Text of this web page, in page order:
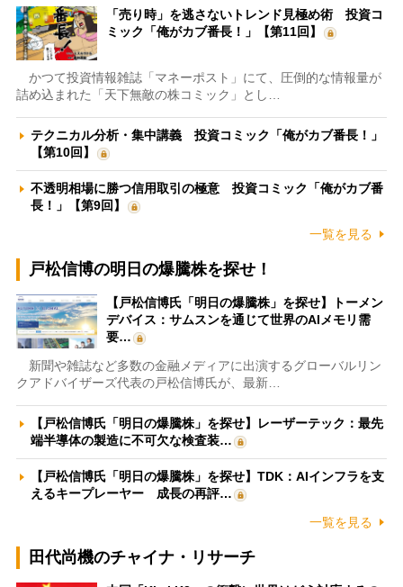
「売り時」を逃さないトレンド見極め術 投資コ
ミック「俺がカブ番長！」【第11回】
かつて投資情報雑誌「マネーポスト」にて、圧倒的な情報量が
詰め込まれた「天下無敵の株コミック」とし…
テクニカル分析・集中講義 投資コミック「俺がカブ番長！」
【第10回】
不透明相場に勝つ信用取引の極意 投資コミック「俺がカブ番
長！」【第9回】
一覧を見る
戸松信博の明日の爆騰株を探せ！
【戸松信博氏「明日の爆騰株」を探せ】トーメン
デバイス：サムスンを通じて世界のAIメモリ需
要…
新聞や雑誌など多数の金融メディアに出演するグローバルリン
クアドバイザーズ代表の戸松信博氏が、最新…
【戸松信博氏「明日の爆騰株」を探せ】レーザーテック：最先
端半導体の製造に不可欠な検査装…
【戸松信博氏「明日の爆騰株」を探せ】TDK：AIインフラを支
えるキープレーヤー 成長の再評…
一覧を見る
田代尚機のチャイナ・リサーチ